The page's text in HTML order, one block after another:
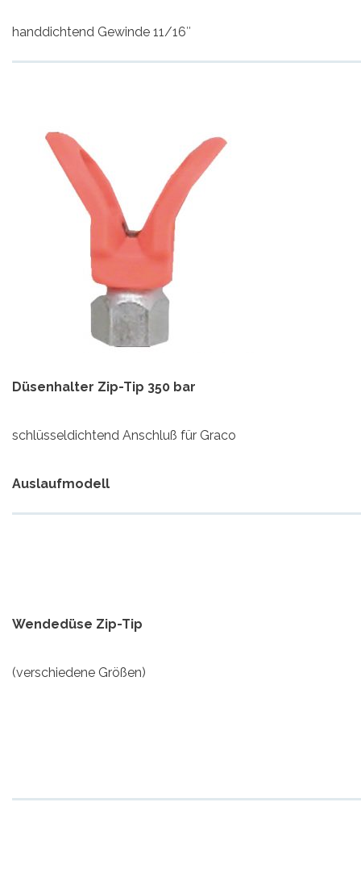
handdichtend Gewinde 11/16″
Düsenhalter Zip-Tip 350 bar
schlüsseldichtend Anschluß für Graco
Auslaufmodell
Wendedüse Zip-Tip
(verschiedene Größen)